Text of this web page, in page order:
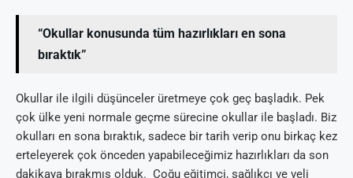
“Okullar konusunda tüm hazırlıkları en sona
bıraktık”
Okullar ile ilgili düşünceler üretmeye çok geç başladık. Pek
çok ülke yeni normale geçme sürecine okullar ile başladı. Biz
okulları en sona bıraktık, sadece bir tarih verip onu birkaç kez
erteleyerek çok önceden yapabileceğimiz hazırlıkları da son
dakikaya bırakmış olduk. Çoğu eğitimci, sağlıkçı ve veli